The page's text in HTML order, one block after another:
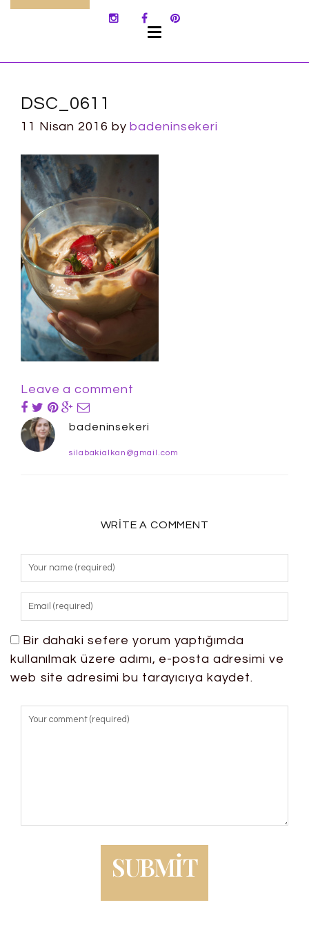
DSC_0611
11 Nisan 2016 bybadeninsekeri
Leave a comment
badeninsekeri
silabakialkan@gmail.com
WRITE A COMMENT
Bir dahaki sefere yorum yaptığımda
kullanılmak üzere adımı, e-posta adresimi ve
web site adresimi bu tarayıcıya kaydet.